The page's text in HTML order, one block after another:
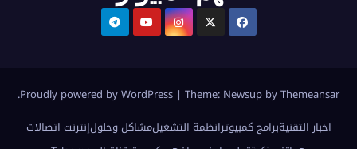
Proudly powered by WordPress | Theme: Newsup byThemeansar
.
اخبار التقنيةبرامج كمبيوترانظمة التشغيلمشاكل وحلولإنترنت اتصالات